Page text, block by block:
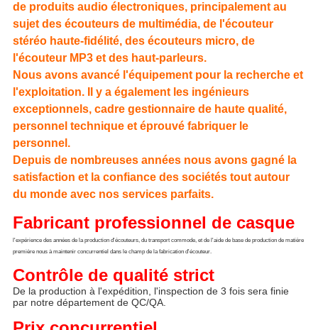
de produits audio électroniques, principalement au
sujet des écouteurs de multimédia, de l'écouteur
stéréo haute-fidélité, des écouteurs micro, de
l'écouteur MP3 et des haut-parleurs.
Nous avons avancé l'équipement pour la recherche et
l'exploitation. Il y a également les ingénieurs
exceptionnels, cadre gestionnaire de haute qualité,
personnel technique et éprouvé fabriquer le
personnel.
Depuis de nombreuses années nous avons gagné la
satisfaction et la confiance des sociétés tout autour
du monde avec nos services parfaits.
Fabricant professionnel de casque
l'expérience des années de la production d'écouteurs, du transport commode, et de l'aide de base de production de matière
première nous à maintenir concurrentiel dans le champ de la fabrication d'écouteur.
Contrôle de qualité strict
De la production à l'expédition, l'inspection de 3 fois sera finie
par notre département de QC/QA.